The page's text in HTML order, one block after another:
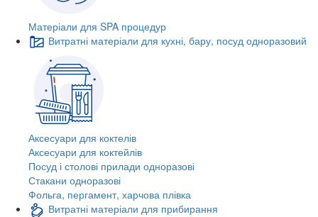
Матеріали для SPA процедур
Витратні матеріали для кухні, бару, посуд одноразовий
Аксесуари для коктелів
Аксесуари для коктейлів
Посуд і столові прилади одноразові
Стакани одноразові
Фольга, пергамент, харчова плівка
Витратні матеріали для прибирання